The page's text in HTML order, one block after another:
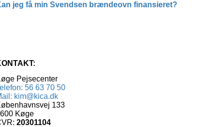
jeg få min Svendsen brændeovn finansieret?
Pejsecenter
56 63 70 50
kim@kica.dk
133
Køge
20301104